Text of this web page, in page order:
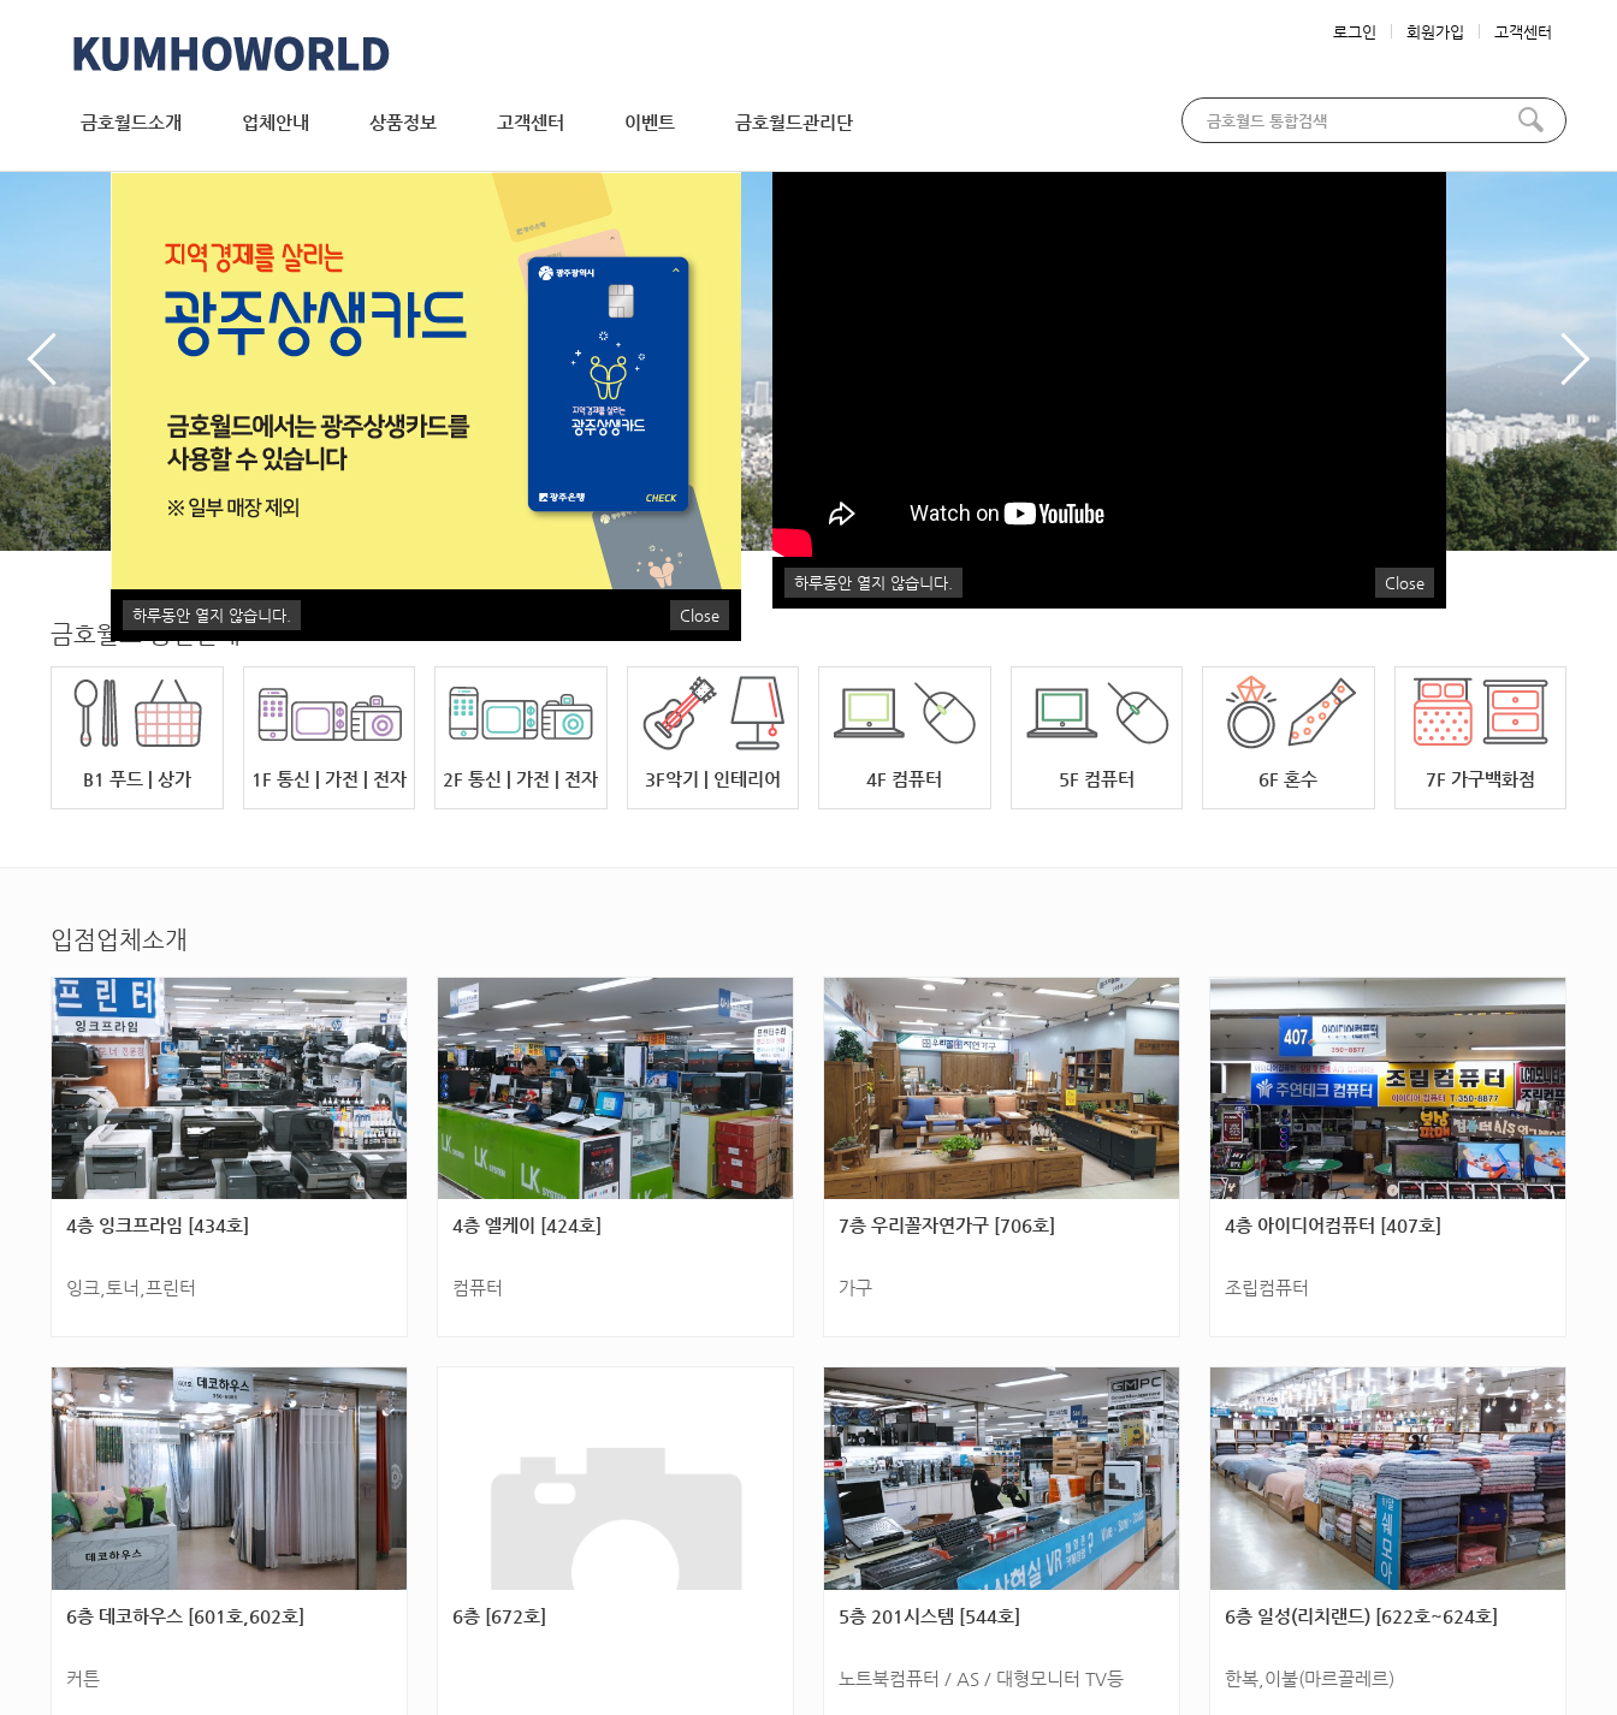
로그인 회원가입 고객센터
금호월드소개 업체안내 상품정보 고객센터 이벤트 금호월드관리단
하루동안 열지 않습니다. Close
하루동안 열지 않습니다. Close
금호월드 층별안내
B1 푸드 | 상가 1F 통신 | 가전 | 전자 2F 통신 | 가전 | 전자 3F악기 | 인테리어 4F 컴퓨터 5F 컴퓨터 6F 혼수 7F 가구백화점
입점업체소개
4층 잉크프라임 [434호]
잉크,토너,프린터
광주광역시 서구 군분2로 54(화정동) 4층 [434
호]
4층 엘케이 [424호]
컴퓨터
7층 우리꼴자연가구 [706호]
가구
광주광역시 서구 군분2로 54(화정동) 7층 [706
호]
4층 아이디어컴퓨터 [407호]
조립컴퓨터
광주광역시 서구 군분2로 54(화정동) 4층 [407
호]
6층 데코하우스 [601호,602호]
커튼
6층 [672호] 5층 201시스템 [544호]
노트북컴퓨터 / AS / 대형모니터 TV등
6층 일성(리치랜드) [622호~624호]
한복,이불(마르끌레르)